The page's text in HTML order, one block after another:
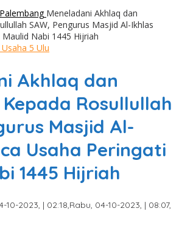
Palembang Meneladani Akhlaq dan
SAW, Pengurus Masjid Al-Ikhlas
Nabi 1445 Hijriah
5 Ulu
Akhlaq dan
Rosullullah
Masjid Al-
Usaha Peringati
1445 Hijriah
10-2023, | 02:18,Rabu, 04-10-2023, | 08:07,